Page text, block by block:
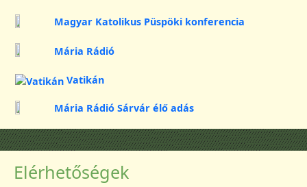
Magyar Katolikus Püspöki konferencia
Mária Rádió
Vatikán
Mária Rádió Sárvár élő adás
Elérhetőségek